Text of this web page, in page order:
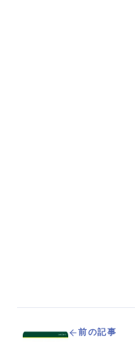
前の記事